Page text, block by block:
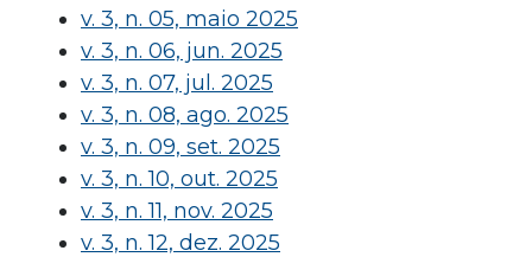
v. 3, n. 05, maio 2025
v. 3, n. 06, jun. 2025
v. 3, n. 07, jul. 2025
v. 3, n. 08, ago. 2025
v. 3, n. 09, set. 2025
v. 3, n. 10, out. 2025
v. 3, n. 11, nov. 2025
v. 3, n. 12, dez. 2025